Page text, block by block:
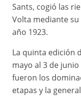
5a
etapa
–
Sants, cogió las
Volta mediante
año 1923.
La quinta edición
mayo al 3 de
fueron los
etapas y la